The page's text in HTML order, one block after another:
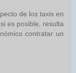
de los taxis en
es posible, resulta
contratar un